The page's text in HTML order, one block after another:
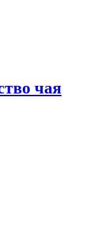
чая